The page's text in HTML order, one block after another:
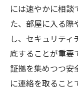
には速やかに相談
た、部屋に入る
し、セキュリテ
底することが重要
証拠を集めつつ安
に連絡を取ること